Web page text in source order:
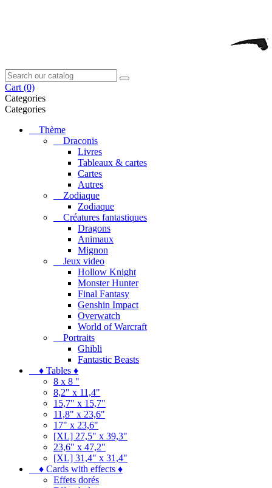
Cart (0)
Categories
Categories
Thème
Draconis
Livres
Tableaux & cartes
Cartes
Autres
Zodiaque
Zodiaque
Créatures fantastiques
Dragons
Animaux
Mignon
Jeux video
Hollow Knight
Monster Hunter
Final Fantasy
Genshin Impact
Overwatch
World of Warcraft
Portraits
Ghibli
Fantastic Beasts
♦ Tables ♦
8 x 8 "
8,2" x 11,4"
15,7" x 15,7"
11,8" x 23,6"
17" x 23,6"
[XL] 27,5" x 39,3"
23,6" x 47,2"
[XL] 31,4" x 31,4"
♦ Cards with effects ♦
Effets dorés